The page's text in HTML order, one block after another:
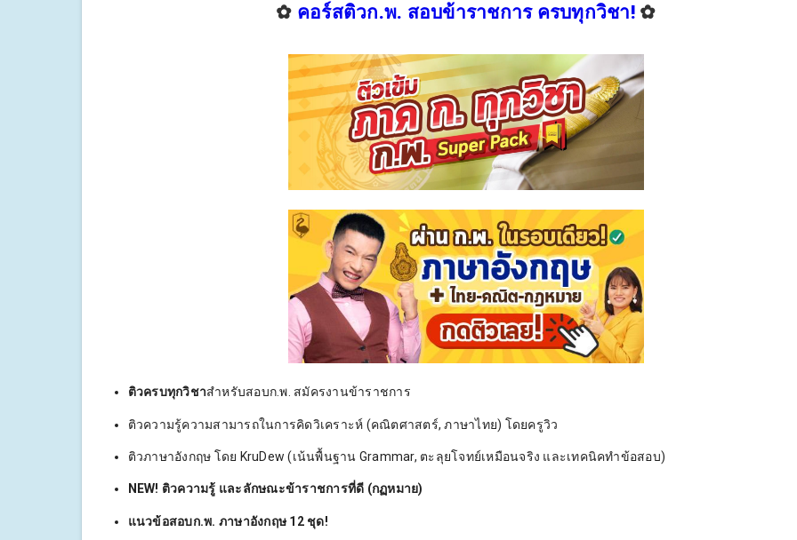
✿ คอร์สติวก.พ. สอบข้าราชการ ครบทุกวิชา!✿
ติวครบทุกวิชาสำหรับสอบก.พ. สมัครงานข้าราชการ
ติวความรู้ความสามารถในการคิดวิเคราะห์ (คณิตศาสตร์, ภาษาไทย) โดยครูวิว
ติวภาษาอังกฤษ โดย KruDew (เน้นพื้นฐาน Grammar, ตะลุยโจทย์เหมือนจริง และเทคนิคทำข้อสอบ)
NEW! ติวความรู้ และลักษณะข้าราชการที่ดี (กฏหมาย)
แนวข้อสอบก.พ. ภาษาอังกฤษ 12 ชุด!